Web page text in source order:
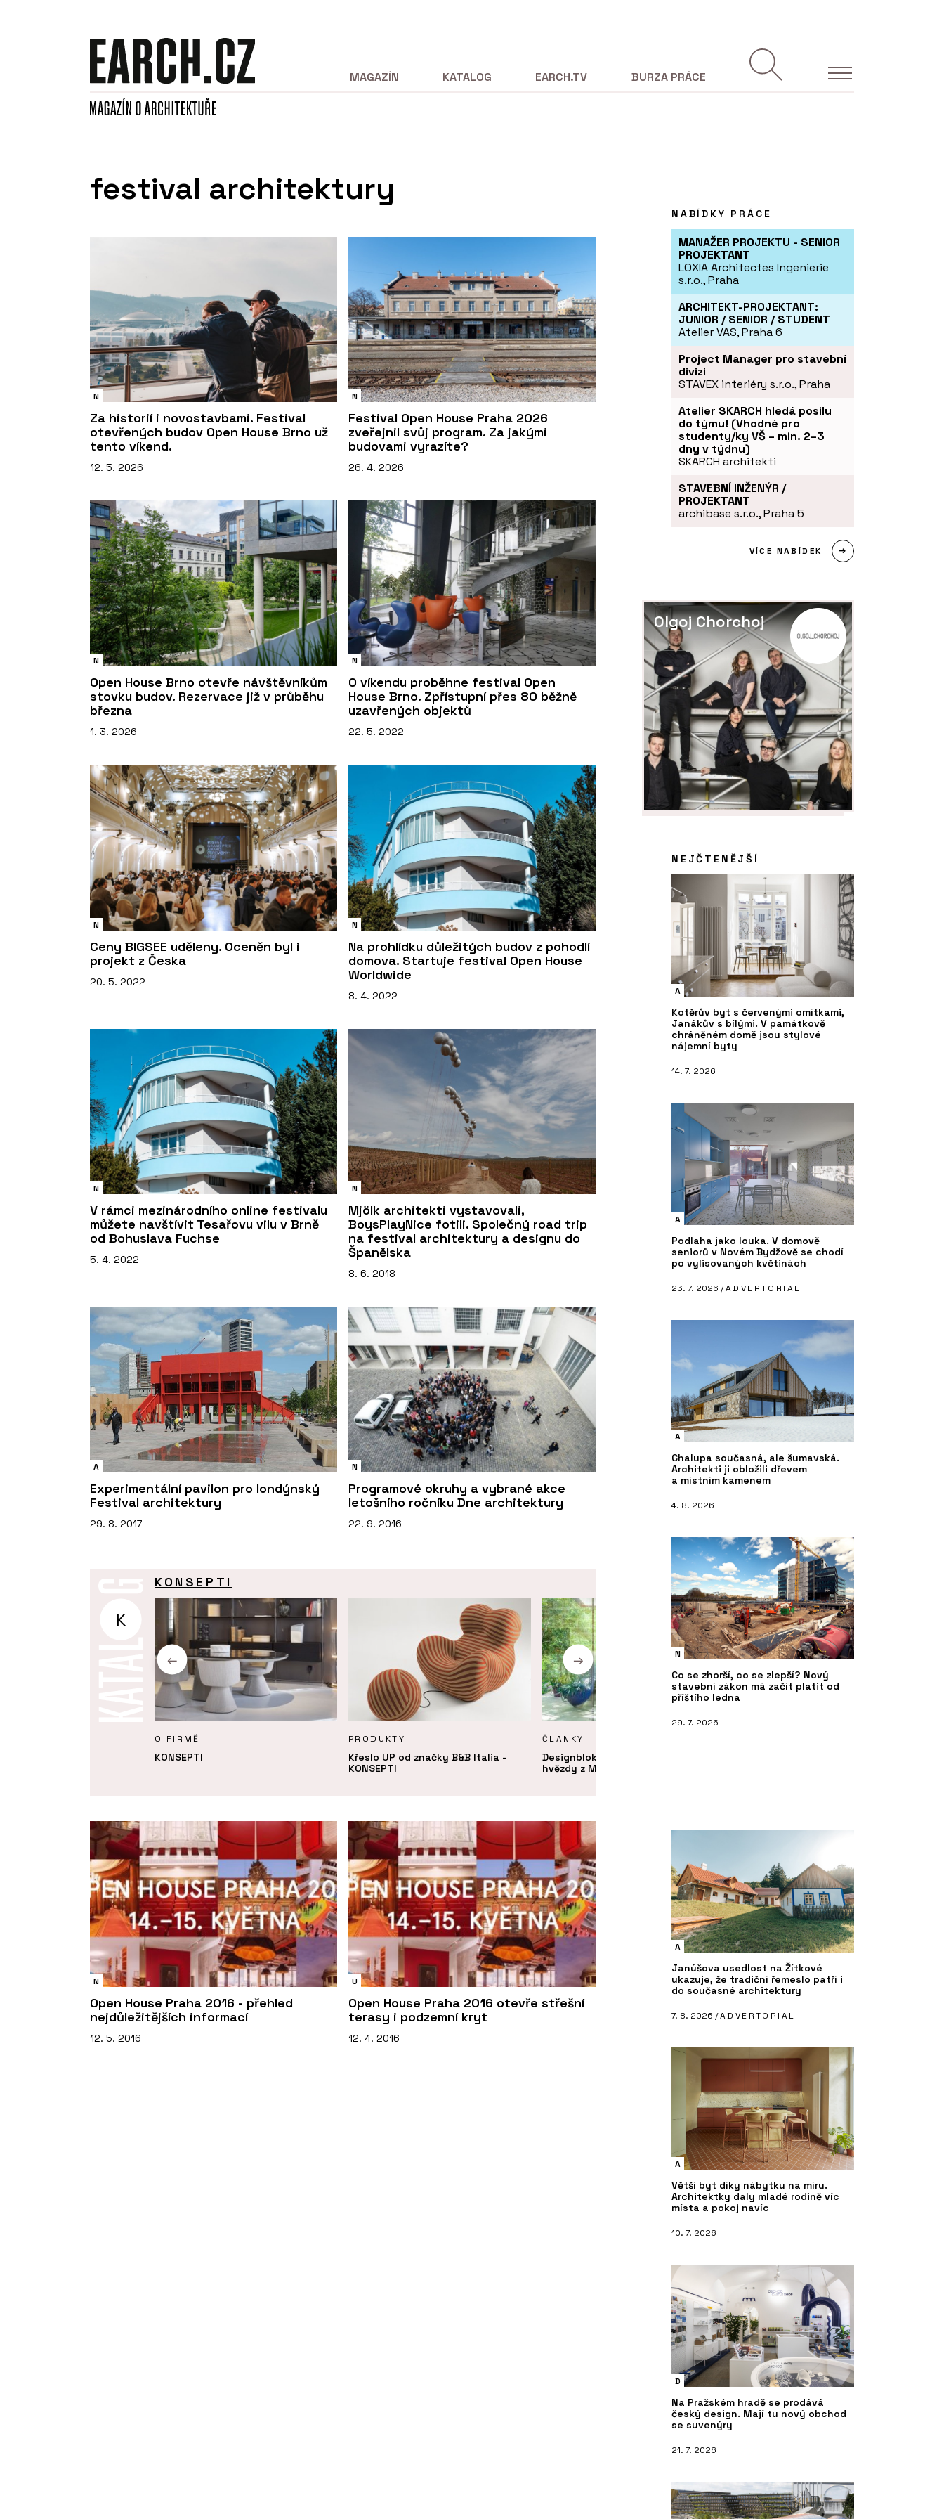
MAGAZÍN KATALOG EARCH.TV BURZA PRÁCE
festival architektury
N
Za historií i novostavbami. Festival
otevřených budov Open House Brno už
tento víkend.
12. 5. 2026
N
Festival Open House Praha 2026
zveřejnil svůj program. Za jakými
budovami vyrazíte?
26. 4. 2026
N
Open House Brno otevře návštěvníkům
stovku budov. Rezervace již v průběhu
března
1. 3. 2026
N
O víkendu proběhne festival Open
House Brno. Zpřístupní přes 80 běžně
uzavřených objektů
22. 5. 2022
N
Ceny BIGSEE uděleny. Oceněn byl i
projekt z Česka
20. 5. 2022
N
Na prohlídku důležitých budov z pohodlí
domova. Startuje festival Open House
Worldwide
8. 4. 2022
N
V rámci mezinárodního online festivalu
můžete navštívit Tesařovu vilu v Brně
od Bohuslava Fuchse
5. 4. 2022
N
Mjölk architekti vystavovali,
BoysPlayNice fotili. Společný road trip
na festival architektury a designu do
Španělska
8. 6. 2018
A
Experimentální pavilon pro londýnský
Festival architektury
29. 8. 2017
N
Programové okruhy a vybrané akce
letošního ročníku Dne architektury
22. 9. 2016
K
KONSEPTI
O FIRMĚ
KONSEPTI
PRODUKTY
Křeslo UP od značky B&B Italia -
KONSEPTI
ČLÁNKY
Designblok 2024: Konsepti přiváží
hvězdy z Milána
N
Open House Praha 2016 - přehled
nejdůležitějších informací
12. 5. 2016
U
Open House Praha 2016 otevře střešní
terasy i podzemní kryt
12. 4. 2016
NABÍDKY PRÁCE
MANAŽER PROJEKTU - SENIOR
PROJEKTANT
LOXIA Architectes Ingenierie
s.r.o., Praha
ARCHITEKT-PROJEKTANT:
JUNIOR / SENIOR / STUDENT
Atelier VAS, Praha 6
Project Manager pro stavební
divizi
STAVEX interiéry s.r.o., Praha
Atelier SKARCH hledá posilu
do týmu! (Vhodné pro
studenty/ky VŠ – min. 2–3
dny v týdnu)
SKARCH architekti
STAVEBNÍ INŽENÝR /
PROJEKTANT
archibase s.r.o., Praha 5
VÍCE NABÍDEK
Olgoj Chorchoj
NEJČTENĚJŠÍ
A
Kotěrův byt s červenými omítkami,
Janákův s bílými. V památkově
chráněném domě jsou stylové
nájemní byty
14. 7. 2026
A
Podlaha jako louka. V domově
seniorů v Novém Bydžově se chodí
po vylisovaných květinách
23. 7. 2026 /ADVERTORIAL
A
Chalupa současná, ale šumavská.
Architekti ji obložili dřevem
a místním kamenem
4. 8. 2026
N
Co se zhorší, co se zlepší? Nový
stavební zákon má začít platit od
příštího ledna
29. 7. 2026
A
Janúšova usedlost na Žítkové
ukazuje, že tradiční řemeslo patří i
do současné architektury
7. 8. 2026 /ADVERTORIAL
A
Větší byt díky nábytku na míru.
Architektky daly mladé rodině víc
místa a pokoj navíc
10. 7. 2026
D
Na Pražském hradě se prodává
český design. Mají tu nový obchod
se suvenýry
21. 7. 2026